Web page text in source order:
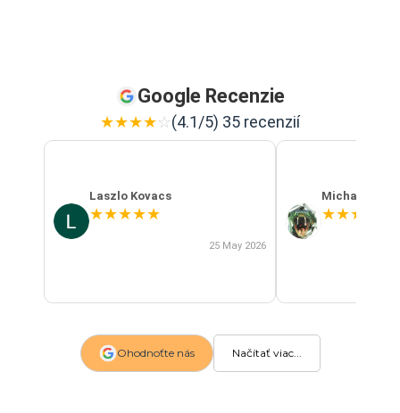
Google Recenzie
★★★★☆(4.1/5) 35 recenzií
Laszlo Kovacs
★★★★★
25 May 2026
Michal Szabo
★★★
Ohodnoťte nás Načítať viac...